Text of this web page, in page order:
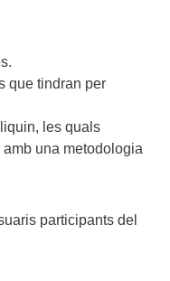
que tindran per
les quals
una metodologia
participants del